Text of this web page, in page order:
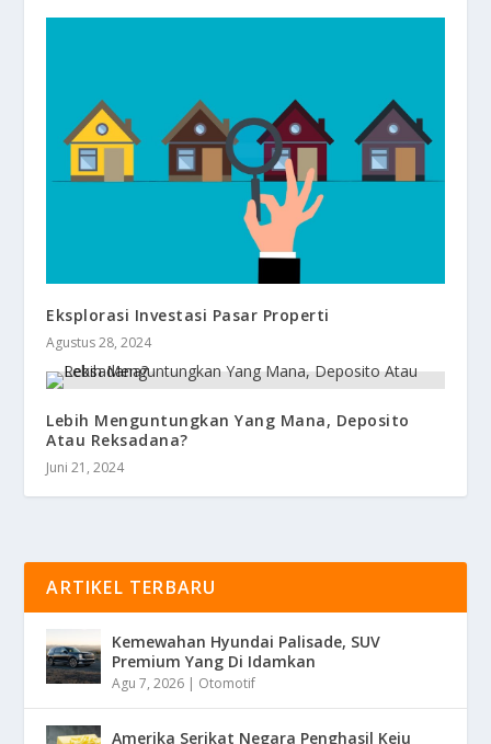
Eksplorasi Investasi Pasar Properti
Agustus 28, 2024
Lebih Menguntungkan Yang Mana, Deposito
Atau Reksadana?
Juni 21, 2024
ARTIKEL TERBARU
Kemewahan Hyundai Palisade, SUV
Premium Yang Di Idamkan
Agu 7, 2026 | Otomotif
Amerika Serikat Negara Penghasil Keju